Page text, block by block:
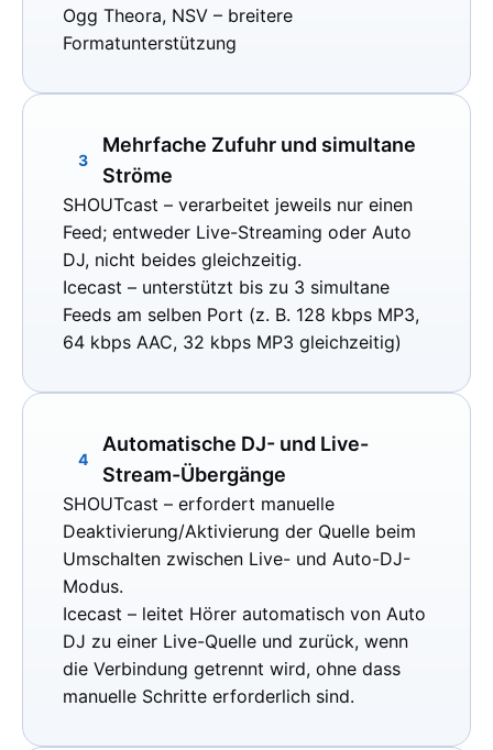
Ogg Theora, NSV – breitere
Formatunterstützung
3
Mehrfache Zufuhr und simultane
Ströme
SHOUTcast – verarbeitet jeweils nur einen
Feed; entweder Live-Streaming oder Auto
DJ, nicht beides gleichzeitig.
Icecast – unterstützt bis zu 3 simultane
Feeds am selben Port (z. B. 128 kbps MP3,
64 kbps AAC, 32 kbps MP3 gleichzeitig)
4
Automatische DJ- und Live-
Stream-Übergänge
SHOUTcast – erfordert manuelle
Deaktivierung/Aktivierung der Quelle beim
Umschalten zwischen Live- und Auto-DJ-
Modus.
Icecast – leitet Hörer automatisch von Auto
DJ zu einer Live-Quelle und zurück, wenn
die Verbindung getrennt wird, ohne dass
manuelle Schritte erforderlich sind.